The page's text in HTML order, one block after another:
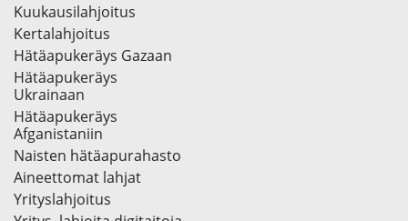
Kuukausilahjoitus
Kertalahjoitus
Hätäapukeräys Gazaan
Hätäapukeräys
Ukrainaan
Hätäapukeräys
Afganistaniin
Naisten hätäapurahasto
Aineettomat lahjat
Yrityslahjoitus